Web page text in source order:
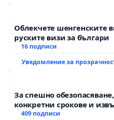
Облекчете шенгенските
руските визи за българи
16 подписи
Уведомление за
За спешно
конкретни срокове и
рехабилитация на
409 подписи